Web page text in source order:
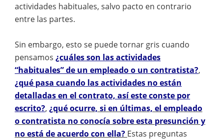
actividades habituales, salvo pacto en contrario
entre las partes.
Sin embargo, esto se puede tornar gris cuando
pensamos ¿cuáles son las actividades
“habituales” de un empleado o un contratista?,
¿qué pasa cuando las actividades no están
detalladas en el contrato, así este conste por
escrito?, ¿qué ocurre, si en últimas, el empleado
o contratista no conocía sobre esta presunción y
no está de acuerdo con ella? Estas preguntas